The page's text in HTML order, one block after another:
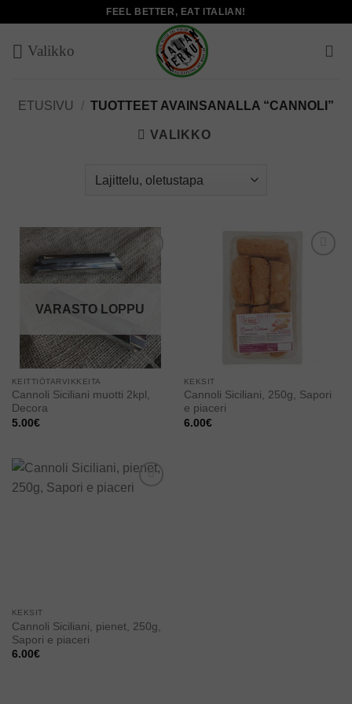
content
FEEL BETTER, EAT ITALIAN!
ETUSIVU / TUOTTEET AVAINSANALLA “CANNOLI”
VALIKKO
Add to
wishlist
VARASTO LOPPU
KEITTIÖTARVIKKEITA
Cannoli Siciliani muotti 2kpl,
Decora
5.00€
KEKSIT
Cannoli Siciliani, 250g, Sapori
e piaceri
6.00€
KEKSIT
Cannoli Siciliani, pienet, 250g,
Sapori e piaceri
6.00€